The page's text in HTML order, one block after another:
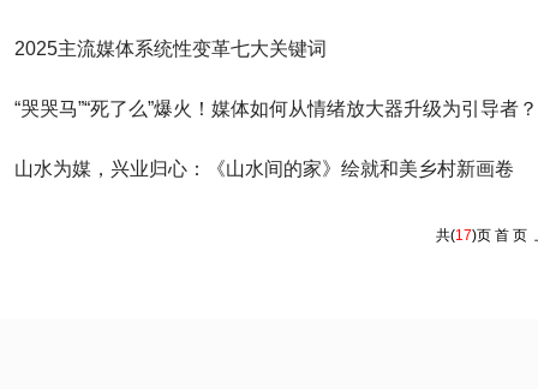
2025主流媒体系统性变革七大关键词
“哭哭马”“死了么”爆火！媒体如何从情绪放大器升级为引导者？
山水为媒，兴业归心：《山水间的家》绘就和美乡村新画卷
共(17)页 首 页